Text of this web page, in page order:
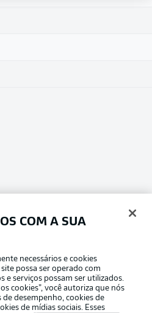
it’s meant to be
COM A SUA
necessários e cookies
possa ser operado com
e serviços possam ser utilizados.
cookies”, você autoriza que nós
desempenho, cookies de
de mídias sociais. Esses